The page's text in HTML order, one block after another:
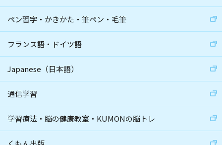
ペン習字・かきかた・筆ペン・毛筆
フランス語・ドイツ語
Japanese（日本語）
通信学習
学習療法・脳の健康教室・KUMONの脳トレ